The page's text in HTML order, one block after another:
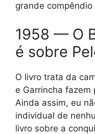
grande
1958 — O
é sobre
O livro trata da
e Garrincha
Ainda assim, eu
individual de
livro sobre a